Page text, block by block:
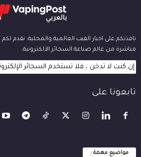
نافذتكم على اخبار الفيب العالمية والمحلية. نقدم لكم
مباشرة من عالم صناعة السجائر الالكترونية.
إن كنت لا تدخن ، فلا تستخدم السجائر
تابعونا على
مواضيع مهمة :